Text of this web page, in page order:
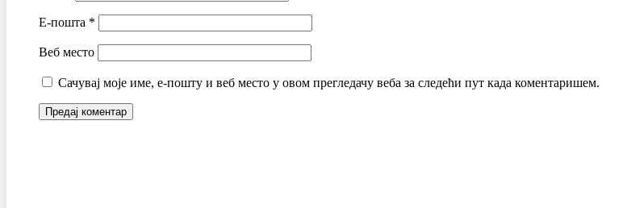
Е-пошта *
Веб место
Сачувај моје име, е-пошту и веб место у овом прегледачу веба за следећи пут када коментаришем.